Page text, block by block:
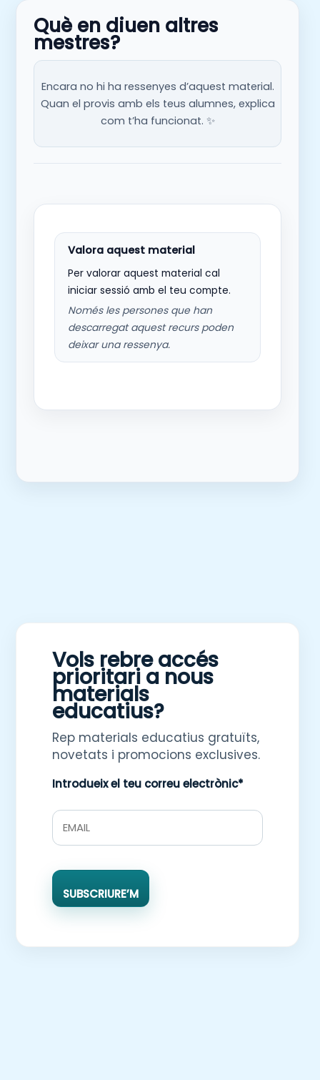
Què en diuen altres
mestres?
Encara no hi ha ressenyes d’aquest material.
Quan el provis amb els teus alumnes, explica
com t’ha funcionat. ✨
Per valorar aquest material cal
iniciar sessió amb el teu compte.
Només les persones que han
descarregat aquest recurs poden
deixar una ressenya.
Vols rebre accés
prioritari a nous
materials
educatius?
Rep materials educatius gratuïts,
novetats i promocions exclusives.
Introdueix el teu correu electrònic*
SUBSCRIURE’M